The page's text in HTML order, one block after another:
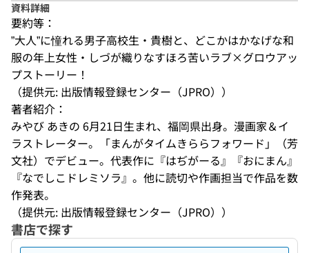
資料詳細
要約等：
”大人”に憧れる男子高校生・貴樹と、どこかはかなげな和
服の年上女性・しづが織りなすほろ苦いラブ×グロウアッ
プストーリー！
（提供元: 出版情報登録センター（JPRO））
著者紹介：
みやび あきの 6月21日生まれ、福岡県出身。漫画家＆イ
ラストレーター。「まんがタイムきららフォワード」（芳
文社）でデビュー。代表作に『はぢがーる』『おにまん』
『なでしこドレミソラ』。他に読切や作画担当で作品を数
作発表。
（提供元: 出版情報登録センター（JPRO））
書店で探す